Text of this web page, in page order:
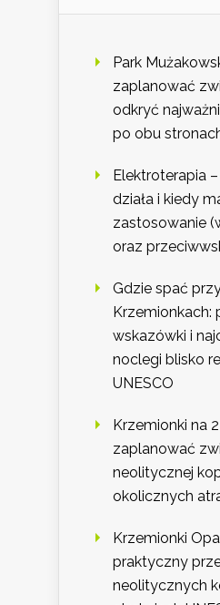
Park
zaplanować
odkryć
po obu
Elektroterapia
działa i kiedy
zastosowanie
oraz
Gdzie spać
Krzemionkach:
wskazówki i
noclegi blisko
UNESCO
Krzemionki na
zaplanować
neolitycznej
okolicznych
Krzemionki
praktyczny
neolitycznych